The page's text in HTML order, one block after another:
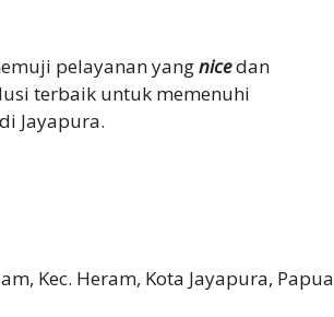
pelayanan yangnicedan
terbaik untuk memenuhi
Jayapura.
Kec. Heram, Kota Jayapura, Papua